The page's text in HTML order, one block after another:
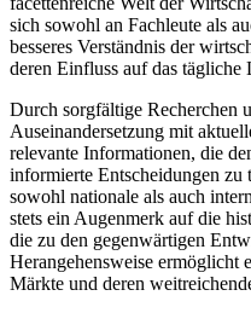
sich sowohl an Fachleute als
besseres Verständnis der
deren Einfluss auf das tägliche
Durch sorgfältige Recherchen
Auseinandersetzung mit
relevante Informationen, die
informierte Entscheidungen zu
sowohl nationale als auch
stets ein Augenmerk auf die
die zu den gegenwärtigen
Herangehensweise ermöglicht
Märkte und deren